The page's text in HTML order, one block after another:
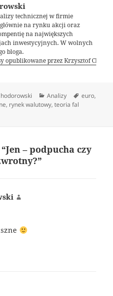
technicznej w firmie
na rynku akcji oraz
na największych
inwestycyjnych. W wolnych
bloga.
opublikowane przez Krzysztof
Kategorie
Analizy Tagi
euro,
, rynek walutowy,teoria fal
– podpucha czy